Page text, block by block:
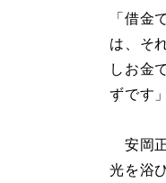
「借金
は、そ
しお金
ずです
安岡
光を浴